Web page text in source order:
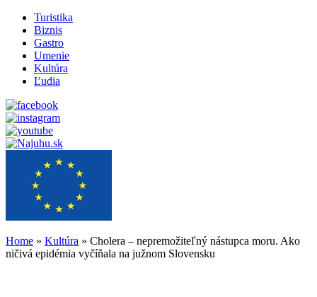
Turistika
Biznis
Gastro
Umenie
Kultúra
Ľudia
Home » Kultúra » Cholera – nepremožiteľný nástupca moru. Ako
ničivá epidémia vyčíňala na južnom Slovensku